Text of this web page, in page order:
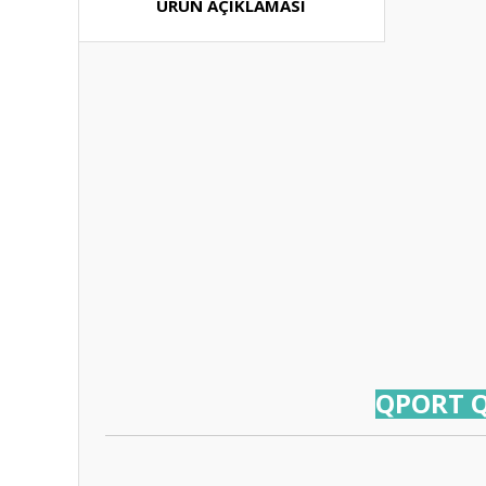
ÜRÜN AÇIKLAMASI
QPORT